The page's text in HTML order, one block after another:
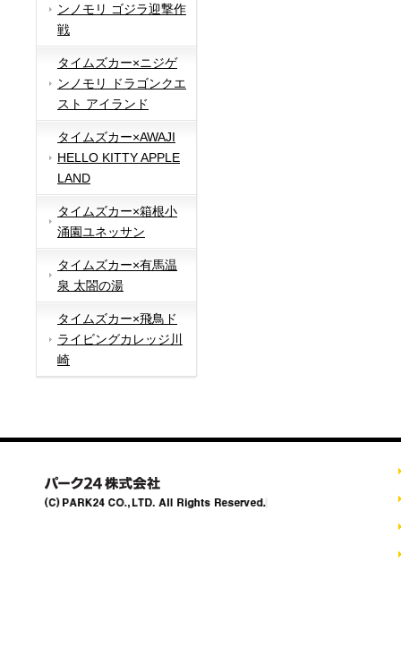
ンノモリ ゴジラ迎撃作
戦
タイムズカー×ニジゲ
ンノモリ ドラゴンクエ
スト アイランド
タイムズカー×AWAJI
HELLO KITTY APPLE
LAND
タイムズカー×箱根小
涌園ユネッサン
タイムズカー×有馬温
泉 太閤の湯
タイムズカー×飛鳥ド
ライビングカレッジ川
崎